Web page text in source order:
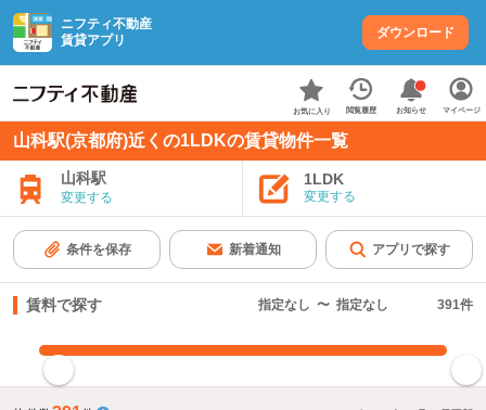
ニフティ不動産
賃貸アプリ
ダウンロード
お気に入り 閲覧履歴 お知らせ マイページ
山科駅(京都府)近くの1LDKの賃貸物件一覧
山科駅
変更する
1LDK
変更する
条件を保存 新着通知 アプリで探す
賃料で探す 指定なし 〜 指定なし 391件